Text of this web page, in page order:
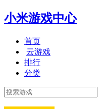
小米游戏中心
首页
云游戏
排行
分类